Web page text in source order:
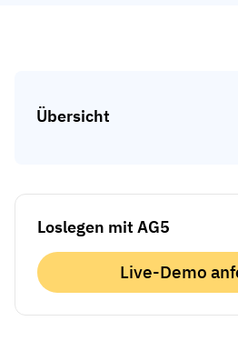
Übersicht
Loslegen mit AG5
Live-Demo